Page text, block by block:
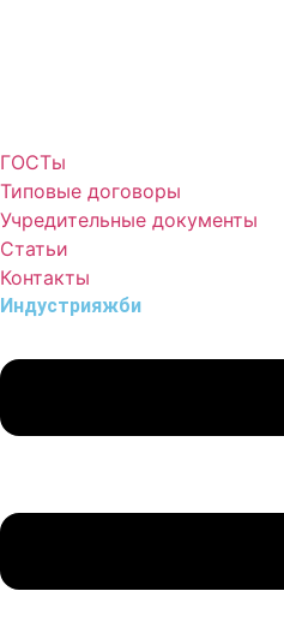
ГОСТы
Типовые договоры
Учредительные документы
Статьи
Контакты
Индустрияжби